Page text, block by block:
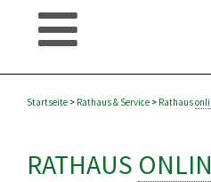
Startseite > Rathaus& Service > Rathaus
RATHAUS